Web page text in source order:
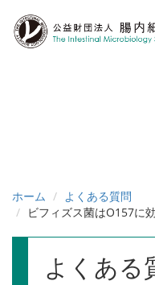
ホーム
よくある質問
ビフィズス菌はO157に
よくある